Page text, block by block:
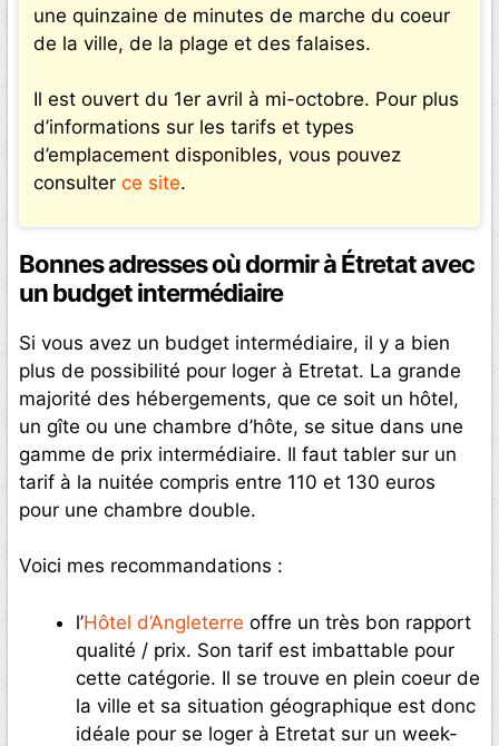
une quinzaine de minutes de marche du coeur
de la ville, de la plage et des falaises.
Il est ouvert du 1er avril à mi-octobre. Pour plus
d’informations sur les tarifs et types
d’emplacement disponibles, vous pouvez
consulter ce site.
Bonnes adresses où dormir à Étretat avec
un budget intermédiaire
Si vous avez un budget intermédiaire, il y a bien
plus de possibilité pour loger à Etretat. La grande
majorité des hébergements, que ce soit un hôtel,
un gîte ou une chambre d’hôte, se situe dans une
gamme de prix intermédiaire. Il faut tabler sur un
tarif à la nuitée compris entre 110 et 130 euros
pour une chambre double.
Voici mes recommandations :
l’Hôtel d’Angleterre offre un très bon rapport
qualité / prix. Son tarif est imbattable pour
cette catégorie. Il se trouve en plein coeur de
la ville et sa situation géographique est donc
idéale pour se loger à Etretat sur un week-